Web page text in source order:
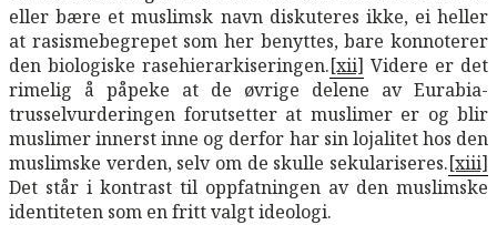
eller bære et muslimsk navn diskuteres ikke, ei heller
at rasismebegrepet som her benyttes, bare konnoterer
den biologiske rasehierarkiseringen.[xii] Videre er det
rimelig å påpeke at de øvrige delene av Eurabia-
trusselvurderingen forutsetter at muslimer er og blir
muslimer innerst inne og derfor har sin lojalitet hos den
muslimske verden, selv om de skulle sekulariseres.[xiii]
Det står i kontrast til oppfatningen av den muslimske
identiteten som en fritt valgt ideologi.